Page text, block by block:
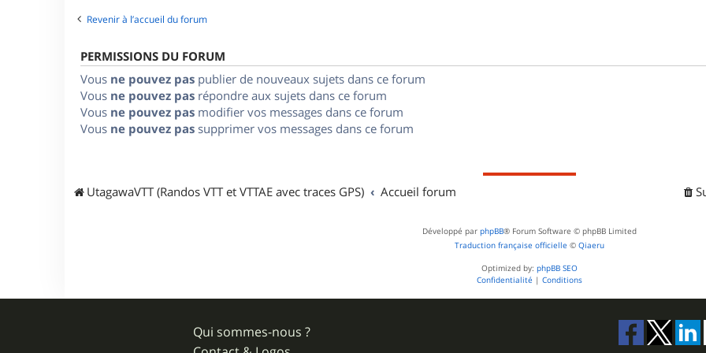
e
Revenir à l’accueil du forum
PERMISSIONS DU FORUM
Vous ne pouvez pas publier de nouveaux sujets dans ce forum
Vous ne pouvez pas répondre aux sujets dans ce forum
Vous ne pouvez pas modifier vos messages dans ce forum
Vous ne pouvez pas supprimer vos messages dans ce forum
UtagawaVTT (Randos VTT et VTTAE avec traces GPS) Accueil forum
Développé par phpBB® Forum Software © phpBB Limited
Traduction française officielle © Qiaeru
Optimized by: phpBB SEO
Confidentialité | Conditions
Qui sommes-nous ?